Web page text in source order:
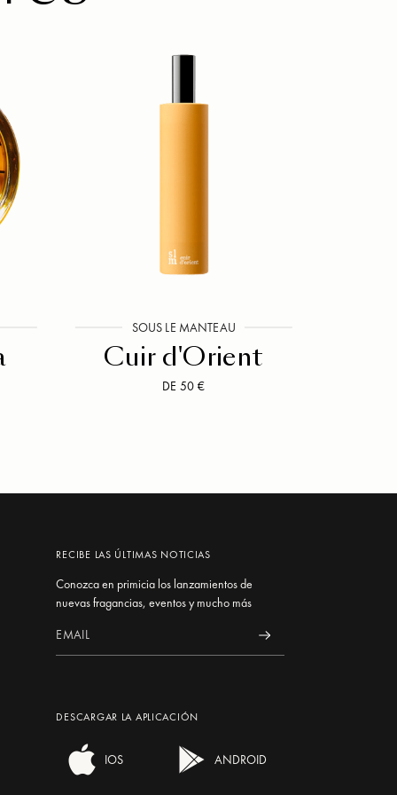
SOUS LE MANTEAU
Cuir d'Orient
DE 50 €
RECIBE LAS ÚLTIMAS NOTICIAS
Conozca en primicia los lanzamientos de
nuevas fragancias, eventos y mucho más
DESCARGAR LA APLICACIÓN
IOS ANDROID